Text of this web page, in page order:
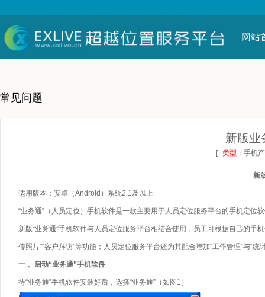
网站
常见问题
新版业
[ 类型： 手机
新
适用版本：安卓（Android）系统2.1及以上
“业务通”（人员定位）手机软件是一款主要用于人员定位服务
新版“业务通”手机软件与人员定位服务平台相结合使用，员工可根据自己的手机
传照片”“客户拜访”等功能；人员定位服务平台还为其配合增加“工作管理”与“
一 、启动“业务通”手机软件
待“业务通”手机软件安装好后，选择“业务通”（如图1）